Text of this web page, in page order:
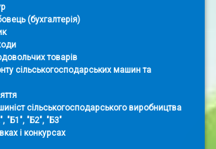
(бухгалтерія)
товарів
сільськогосподарських машин та
сільськогосподарського виробництва
"Б1", "Б2", "Б3"
і конкурсах